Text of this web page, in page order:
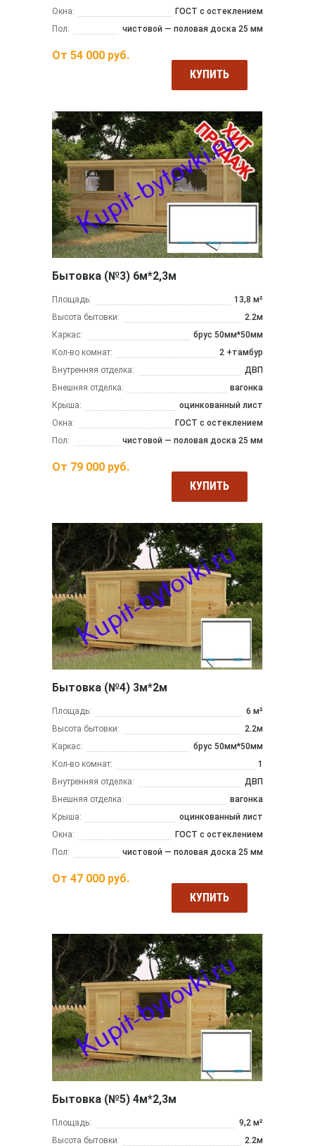
Окна:
ГОСТ с остеклением
Пол:
чистовой — половая доска 25 мм
От 54 000 руб.
КУПИТЬ
Бытовка (№3) 6м*2,3м
Площадь:
13,8 м²
Высота бытовки:
2.2м
Каркас:
брус 50мм*50мм
Кол-во комнат:
2 +тамбур
Внутренняя отделка:
ДВП
Внешняя отделка:
вагонка
Крыша:
оцинкованный лист
Окна:
ГОСТ с остеклением
Пол:
чистовой — половая доска 25 мм
От 79 000 руб.
КУПИТЬ
Бытовка (№4) 3м*2м
Площадь:
6 м²
Высота бытовки:
2.2м
Каркас:
брус 50мм*50мм
Кол-во комнат:
1
Внутренняя отделка:
ДВП
Внешняя отделка:
вагонка
Крыша:
оцинкованный лист
Окна:
ГОСТ с остеклением
Пол:
чистовой — половая доска 25 мм
От 47 000 руб.
КУПИТЬ
Бытовка (№5) 4м*2,3м
Площадь:
9,2 м²
Высота бытовки:
2.2м